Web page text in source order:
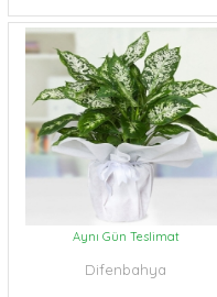
Aynı Gün Teslimat
Difenbahya